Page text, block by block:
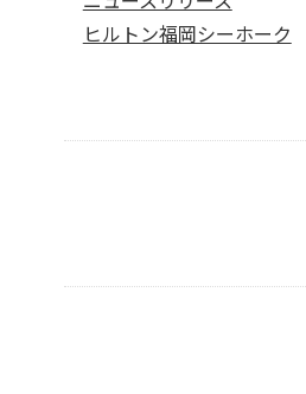
ヒルトン福岡シーホーク